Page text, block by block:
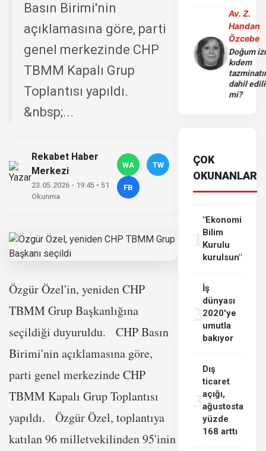
Basın Birimi'nin
açıklamasına göre, parti
genel merkezinde CHP
TBMM Kapalı Grup
Toplantısı yapıldı.
&nbsp;...
Rekabet Haber
Merkezi
23.05.2026 - 19:45 • 51
Okunma
WA TW
FB
Özgür Özel'in, yeniden CHP
TBMM Grup Başkanlığına
seçildiği duyuruldu. CHP Basın
Birimi'nin açıklamasına göre,
parti genel merkezinde CHP
TBMM Kapalı Grup Toplantısı
yapıldı. Özgür Özel, toplantıya
katılan 96 milletvekilinden 95'inin
Av. Z.
Handan
Özcebe
Doğum
kıdem
dahil
mi?
ÇOK
OKUNANLAR
"Ekonomi
Bilim
Kurulu
kurulsun"
İş
dünyası
2020'ye
umutla
bakıyor
3
Dış
ticaret
açığı,
ağustosta
yüzde
168 arttı